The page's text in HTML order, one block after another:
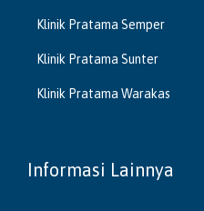
Klinik Pratama Semper
Klinik Pratama Sunter
Klinik Pratama Warakas
Informasi Lainnya